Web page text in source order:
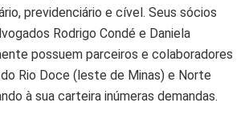
previdenciário e cível. Seus sócios
Rodrigo Condé e Daniela
possuem parceiros e colaboradores
Rio Doce (leste de Minas) e Norte
à sua carteira inúmeras demandas.